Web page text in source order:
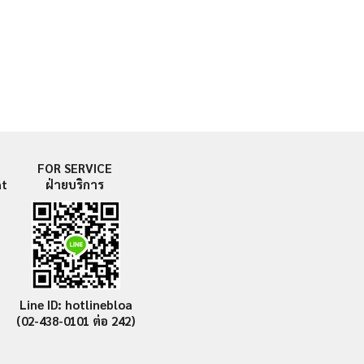
FOR SERVICE
ฝ่ายบริการ
Line ID: hotlinebloa
(02-438-0101 ต่อ 242)